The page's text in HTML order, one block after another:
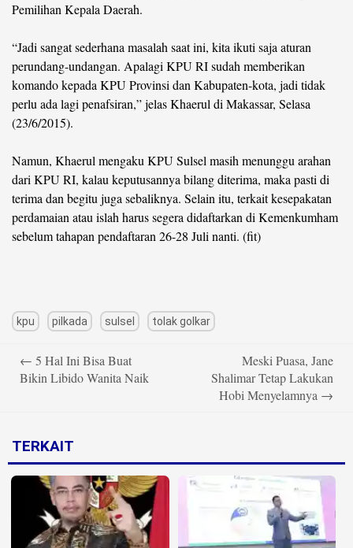
Pemilihan Kepala Daerah.
“Jadi sangat sederhana masalah saat ini, kita ikuti saja aturan
perundang-undangan. Apalagi KPU RI sudah memberikan
komando kepada KPU Provinsi dan Kabupaten-kota, jadi tidak
perlu ada lagi penafsiran,” jelas Khaerul di Makassar, Selasa
(23/6/2015).
Namun, Khaerul mengaku KPU Sulsel masih menunggu arahan
dari KPU RI, kalau keputusannya bilang diterima, maka pasti di
terima dan begitu juga sebaliknya. Selain itu, terkait kesepakatan
perdamaian atau islah harus segera didaftarkan di Kemenkumham
sebelum tahapan pendaftaran 26-28 Juli nanti. (fit)
kpu pilkada sulsel tolak golkar
navigation
← 5 Hal Ini Bisa Buat
Bikin Libido Wanita Naik
Meski Puasa, Jane
Shalimar Tetap Lakukan
Hobi Menyelamnya →
TERKAIT